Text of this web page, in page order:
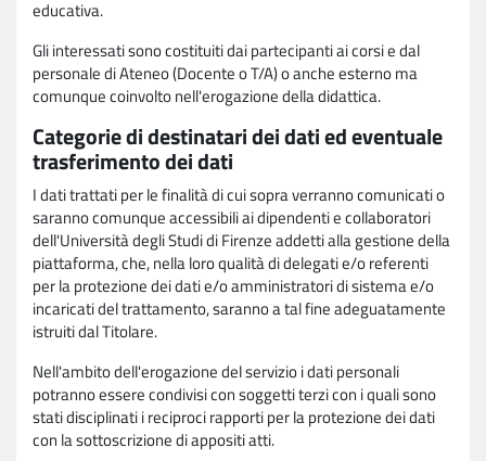
educativa.
Gli interessati sono costituiti dai partecipanti ai corsi e dal
personale di Ateneo (Docente o T/A) o anche esterno ma
comunque coinvolto nell'erogazione della didattica.
Categorie di destinatari dei dati ed eventuale
trasferimento dei dati
I dati trattati per le finalità di cui sopra verranno comunicati o
saranno comunque accessibili ai dipendenti e collaboratori
dell'Università degli Studi di Firenze addetti alla gestione della
piattaforma, che, nella loro qualità di delegati e/o referenti
per la protezione dei dati e/o amministratori di sistema e/o
incaricati del trattamento, saranno a tal fine adeguatamente
istruiti dal Titolare.
Nell'ambito dell'erogazione del servizio i dati personali
potranno essere condivisi con soggetti terzi con i quali sono
stati disciplinati i reciproci rapporti per la protezione dei dati
con la sottoscrizione di appositi atti.